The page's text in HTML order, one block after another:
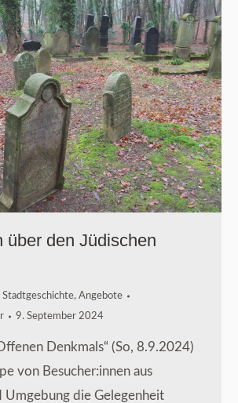
über den Jüdischen
Stadtgeschichte, Angebote
9. September 2024
Denkmals“ (So, 8.9.2024)
von Besucher:innen aus
Umgebung die Gelegenheit